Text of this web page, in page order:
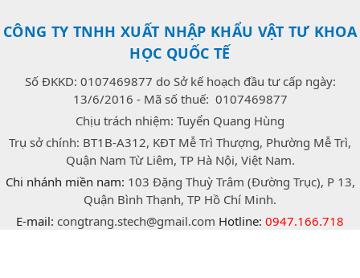
CÔNG TY TNHH XUẤT NHẬP KHẨU VẬT TƯ KHOA
HỌC QUỐC TẾ
Số ĐKKD: 0107469877 do Sở kế hoạch đầu tư cấp ngày:
13/6/2016 - Mã số thuế: 0107469877
Chịu trách nhiệm: Tuyển Quang Hùng
Trụ sở chính: BT1B-A312, KĐT Mễ Trì Thượng, Phường Mễ Trì,
Quận Nam Từ Liêm, TP Hà Nội, Việt Nam.
Chi nhánh miền nam: 103 Đặng Thuỳ Trâm (Đường Trục), P 13,
Quận Bình Thạnh, TP Hồ Chí Minh.
E-mail: congtrang.stech@gmail.com Hotline: 0947.166.718